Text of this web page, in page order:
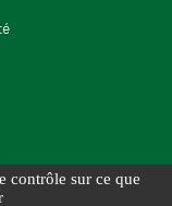
contrôle sur ce que